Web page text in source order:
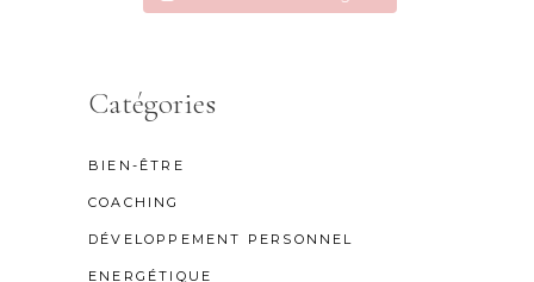
Catégories
BIEN-ÊTRE
COACHING
DÉVELOPPEMENT PERSONNEL
ENERGÉTIQUE